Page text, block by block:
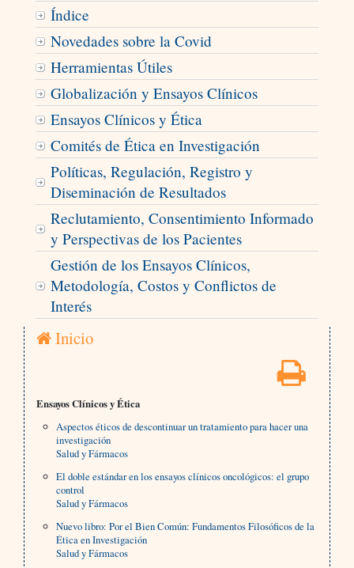
Índice
Novedades sobre la Covid
Herramientas Útiles
Globalización y Ensayos Clínicos
Ensayos Clínicos y Ética
Comités de Ética en Investigación
Políticas, Regulación, Registro y
Diseminación de Resultados
Reclutamiento, Consentimiento Informado
y Perspectivas de los Pacientes
Gestión de los Ensayos Clínicos,
Metodología, Costos y Conflictos de
Interés
Inicio
Ensayos Clínicos y Ética
Aspectos éticos de descontinuar un tratamiento para hacer una
investigación
Salud y Fármacos
El doble estándar en los ensayos clínicos oncológicos: el grupo
control
Salud y Fármacos
Nuevo libro: Por el Bien Común: Fundamentos Filosóficos de la
Ética en Investigación
Salud y Fármacos